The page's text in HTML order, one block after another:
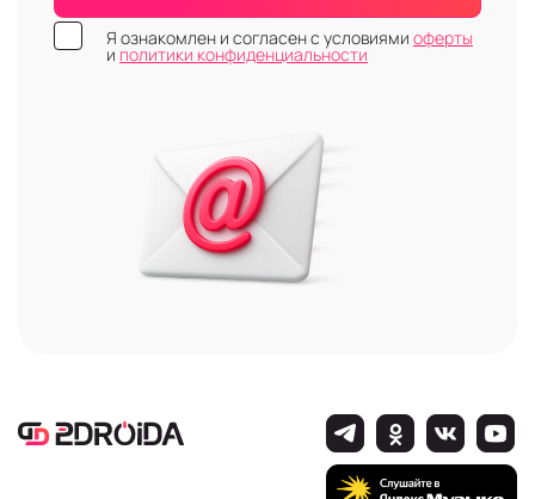
Я ознакомлен и согласен с условиями оферты
и политики конфиденциальности